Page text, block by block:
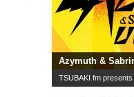
Azymuth &
TSUBAKI fm presents